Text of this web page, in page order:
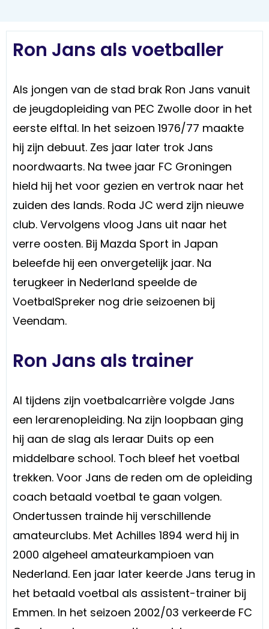
Ron Jans als voetballer
Als jongen van de stad brak Ron Jans vanuit
de jeugdopleiding van PEC Zwolle door in het
eerste elftal. In het seizoen 1976/77 maakte
hij zijn debuut. Zes jaar later trok Jans
noordwaarts. Na twee jaar FC Groningen
hield hij het voor gezien en vertrok naar het
zuiden des lands. Roda JC werd zijn nieuwe
club. Vervolgens vloog Jans uit naar het
verre oosten. Bij Mazda Sport in Japan
beleefde hij een onvergetelijk jaar. Na
terugkeer in Nederland speelde de
VoetbalSpreker nog drie seizoenen bij
Veendam.
Ron Jans als trainer
Al tijdens zijn voetbalcarrière volgde Jans
een lerarenopleiding. Na zijn loopbaan ging
hij aan de slag als leraar Duits op een
middelbare school. Toch bleef het voetbal
trekken. Voor Jans de reden om de opleiding
coach betaald voetbal te gaan volgen.
Ondertussen trainde hij verschillende
amateurclubs. Met Achilles 1894 werd hij in
2000 algeheel amateurkampioen van
Nederland. Een jaar later keerde Jans terug in
het betaald voetbal als assistent-trainer bij
Emmen. In het seizoen 2002/03 verkeerde FC